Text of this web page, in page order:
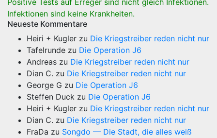
Positive Tests auf Erreger sind nicht gleich Infektionen.
Infektionen sind keine Krankheiten.
Neueste Kommentare
Heiri + Kugler zu Die Kriegstreiber reden nicht nur
Tafelrunde zu Die Operation J6
Andreas zu Die Kriegstreiber reden nicht nur
Dian C. zu Die Kriegstreiber reden nicht nur
George G zu Die Operation J6
Steffen Duck zu Die Operation J6
Heiri + Kugler zu Die Kriegstreiber reden nicht nur
Dian C. zu Die Kriegstreiber reden nicht nur
FraDa zu Songdo — Die Stadt, die alles weiß